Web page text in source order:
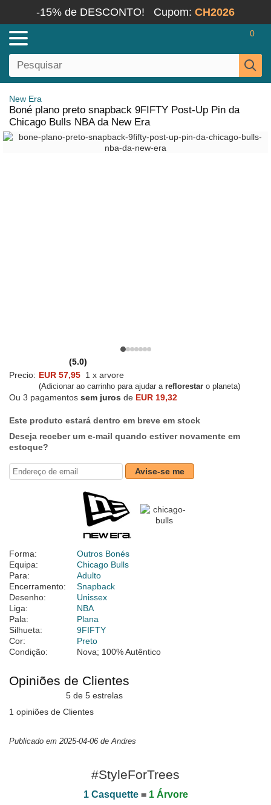
-15% de DESCONTO! Cupom: CH2026
0
New Era
Boné plano preto snapback 9FIFTY Post-Up Pin da
Chicago Bulls NBA da New Era
(5.0)
Precio: EUR 57,95 1 x arvore
(Adicionar ao carrinho para ajudar a reflorestar o planeta)
Ou 3 pagamentos sem juros de EUR 19,32
Este produto estará dentro em breve em stock
Deseja receber um e-mail quando estiver novamente em
estoque?
Avise-se me
Forma:
Outros Bonés
Equipa:
Chicago Bulls
Para:
Adulto
Encerramento:
Snapback
Desenho:
Unissex
Liga:
NBA
Pala:
Plana
Silhueta:
9FIFTY
Cor:
Preto
Condição:
Nova; 100% Autêntico
Opiniões de Clientes
5 de 5 estrelas
1 opiniões de Clientes
Publicado em 2025-04-06 de Andres
#StyleForTrees
1 Casquette= 1 Árvore